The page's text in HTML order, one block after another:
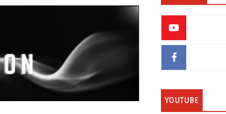
YOUTUBE